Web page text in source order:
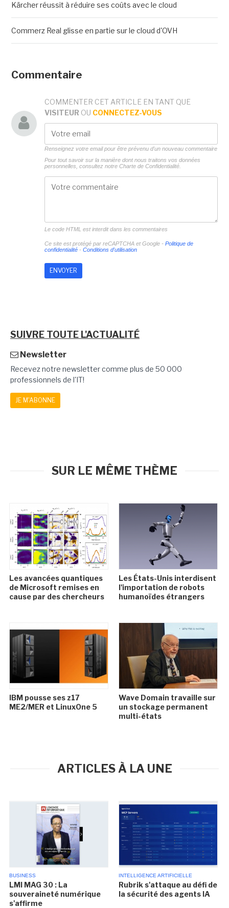
Kärcher réussit à réduire ses coûts avec le cloud
Commerz Real glisse en partie sur le cloud d'OVH
Commentaire
COMMENTER CET ARTICLE EN TANT QUE
VISITEUR OU CONNECTEZ-VOUS
Renseignez votre email pour être prévenu d'un nouveau commentaire
Pour tout savoir sur la manière dont nous traitons vos données
personnelles, consultez notre Charte de Confidentialité.
Le code HTML est interdit dans les commentaires
Ce site est protégé par reCAPTCHA et Google - Politique de
confidentialité- Conditions d'utilisation
SUIVRE TOUTE L'ACTUALITÉ
Newsletter
Recevez notre newsletter comme plus de 50 000
professionnels de l'IT!
JE M'ABONNE
SUR LE MÊME THÈME
Les avancées quantiques
de Microsoft remises en
cause par des chercheurs
Les États-Unis interdisent
l'importation de robots
humanoïdes étrangers
IBM pousse ses z17
ME2/MER et LinuxOne 5
Wave Domain travaille sur
un stockage permanent
multi-états
ARTICLES À LA UNE
BUSINESS
LMI MAG 30 : La
souveraineté numérique
s'affirme
INTELLIGENCE ARTIFICIELLE
Rubrik s'attaque au défi de
la sécurité des agents IA